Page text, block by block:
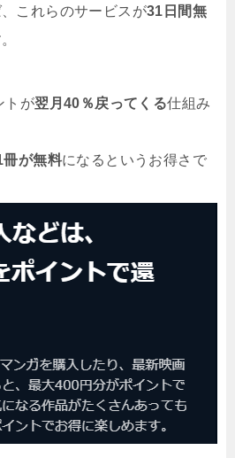
これらのサービスが31日間無
トが翌月40％戻ってくる仕組み
冊が無料になるというお得さで